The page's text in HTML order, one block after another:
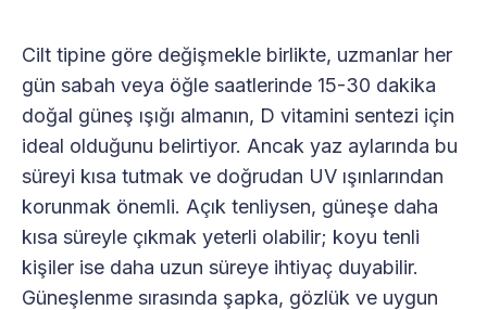
Cilt tipine göre değişmekle birlikte, uzmanlar her
gün sabah veya öğle saatlerinde 15-30 dakika
doğal güneş ışığı almanın, D vitamini sentezi için
ideal olduğunu belirtiyor. Ancak yaz aylarında bu
süreyi kısa tutmak ve doğrudan UV ışınlarından
korunmak önemli. Açık tenliysen, güneşe daha
kısa süreyle çıkmak yeterli olabilir; koyu tenli
kişiler ise daha uzun süreye ihtiyaç duyabilir.
Güneşlenme sırasında şapka, gözlük ve uygun